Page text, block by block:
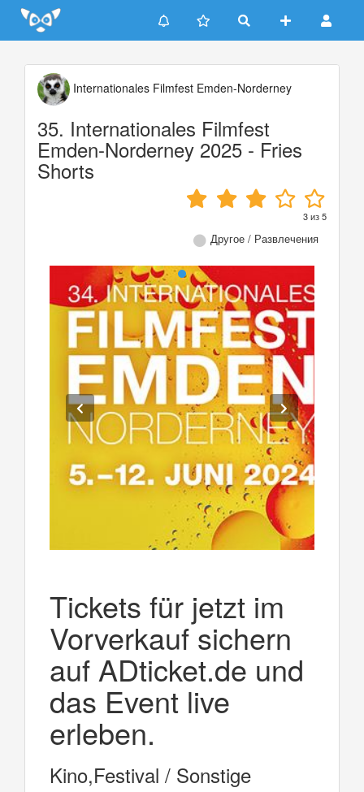
Update cookies preferences
Internationales Filmfest Emden-Norderney
35. Internationales Filmfest
Emden-Norderney 2025 - Fries
Shorts
3из5
Другое / Развлечения
Tickets für jetzt im
Vorverkauf sichern
auf ADticket.de und
das Event live
erleben.
Kino,Festival / Sonstige